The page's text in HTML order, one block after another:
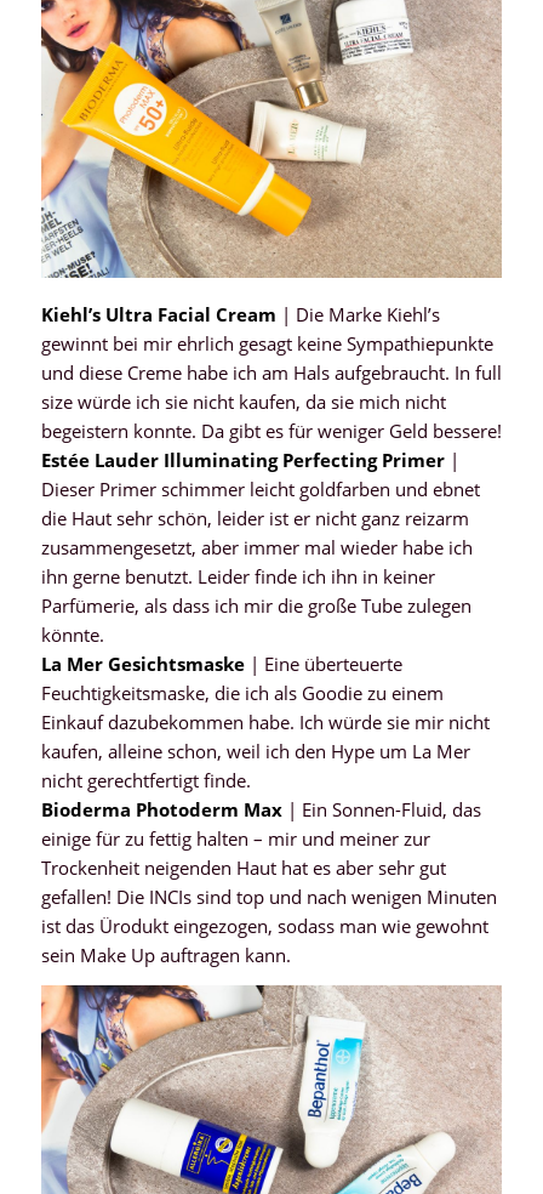
Kiehl’s Ultra Facial Cream | Die Marke Kiehl’s
gewinnt bei mir ehrlich gesagt keine Sympathiepunkte
und diese Creme habe ich am Hals aufgebraucht. In full
size würde ich sie nicht kaufen, da sie mich nicht
begeistern konnte. Da gibt es für weniger Geld bessere!
Estée Lauder Illuminating Perfecting Primer|
Dieser Primer schimmer leicht goldfarben und ebnet
die Haut sehr schön, leider ist er nicht ganz reizarm
zusammengesetzt, aber immer mal wieder habe ich
ihn gerne benutzt. Leider finde ich ihn in keiner
Parfümerie, als dass ich mir die große Tube zulegen
könnte.
La Mer Gesichtsmaske| Eine überteuerte
Feuchtigkeitsmaske, die ich als Goodie zu einem
Einkauf dazubekommen habe. Ich würde sie mir nicht
kaufen, alleine schon, weil ich den Hype um La Mer
nicht gerechtfertigt finde.
Bioderma Photoderm Max| Ein Sonnen-Fluid, das
einige für zu fettig halten – mir und meiner zur
Trockenheit neigenden Haut hat es aber sehr gut
gefallen! Die INCIs sind top und nach wenigen Minuten
ist das Ürodukt eingezogen, sodass man wie gewohnt
sein Make Up auftragen kann.